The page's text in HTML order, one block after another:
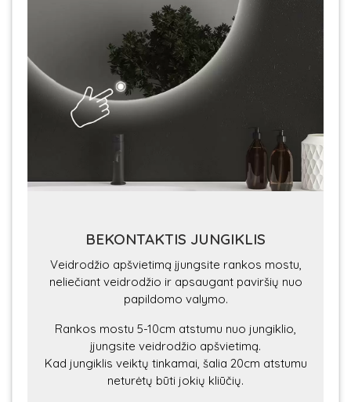
BEKONTAKTIS JUNGIKLIS
Veidrodžio apšvietimą įjungsite rankos mostu,
neliečiant veidrodžio ir apsaugant paviršių nuo
papildomo valymo.
Rankos mostu 5-10cm atstumu nuo jungiklio,
įjungsite veidrodžio apšvietimą.
Kad jungiklis veiktų tinkamai, šalia 20cm atstumu
neturėtų būti jokių kliūčių.